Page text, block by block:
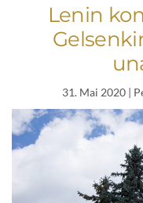
Lenin
31. Mai 2020 |